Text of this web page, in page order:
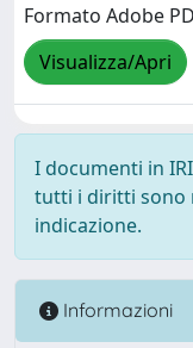
Formato Adobe
Visualizza/Apri
I documenti in
tutti i diritti sono
indicazione.
Informazioni